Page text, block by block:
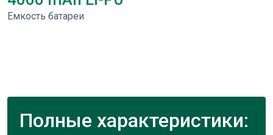
Емкость батареи
Полные характеристики: